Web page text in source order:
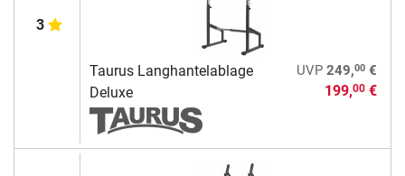
3
Taurus Langhantelablage
Deluxe
UVP 249,00€
199,00€